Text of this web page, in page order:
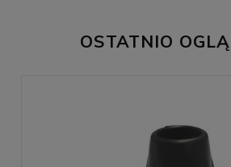
OSTATNIO